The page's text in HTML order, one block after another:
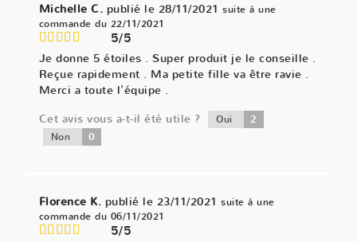
Michelle C. publié le 28/11/2021 suite à une
commande du 22/11/2021
5/5
Je donne 5 étoiles . Super produit je le conseille .
Reçue rapidement . Ma petite fille va être ravie .
Merci a toute l'équipe .
Cet avis vous a-t-il été utile ?
Oui 2
Non 0
Florence K. publié le 23/11/2021 suite à une
commande du 06/11/2021
5/5